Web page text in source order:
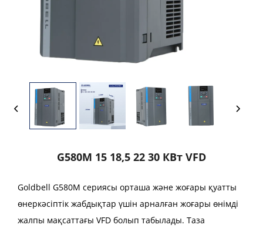
G580M 15 18,5 22 30 КВт VFD
Goldbell G580M сериясы орташа және жоғары қуатты
өнеркәсіптік жабдықтар үшін арналған жоғары өнімді
жалпы мақсаттағы VFD болып табылады. Таза